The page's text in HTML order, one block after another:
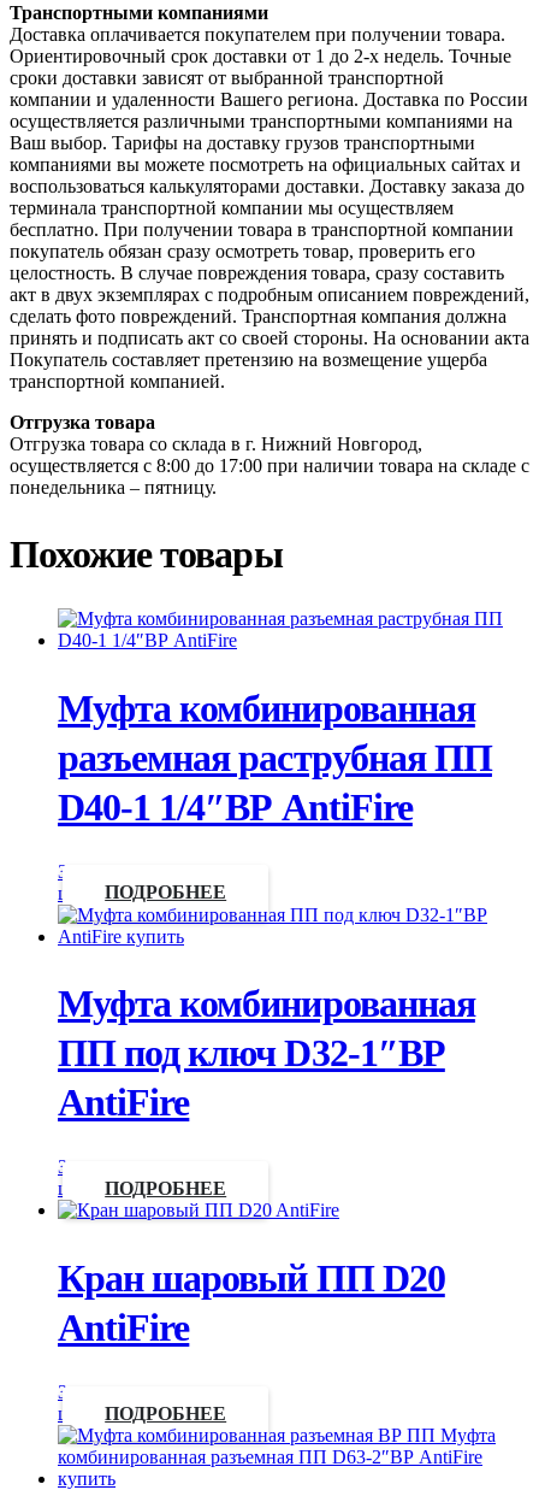
Транспортными компаниями
Доставка оплачивается покупателем при получении товара.
Ориентировочный срок доставки от 1 до 2-х недель. Точные
сроки доставки зависят от выбранной транспортной
компании и удаленности Вашего региона. Доставка по России
осуществляется различными транспортными компаниями на
Ваш выбор. Тарифы на доставку грузов транспортными
компаниями вы можете посмотреть на официальных сайтах и
воспользоваться калькуляторами доставки. Доставку заказа до
терминала транспортной компании мы осуществляем
бесплатно. При получении товара в транспортной компании
покупатель обязан сразу осмотреть товар, проверить его
целостность. В случае повреждения товара, сразу составить
акт в двух экземплярах с подробным описанием повреждений,
сделать фото повреждений. Транспортная компания должна
принять и подписать акт со своей стороны. На основании акта
Покупатель составляет претензию на возмещение ущерба
транспортной компанией.
Отгрузка товара
Отгрузка товара со склада в г. Нижний Новгород,
осуществляется с 8:00 до 17:00 при наличии товара на складе с
понедельника – пятницу.
Похожие товары
Муфта комбинированная
разъемная раструбная ПП
D40-1 1/4″ВР AntiFire
Запросить
цену
ПОДРОБНЕЕ
Муфта комбинированная
ПП под ключ D32-1″ВР
AntiFire
Запросить
цену
ПОДРОБНЕЕ
Кран шаровый ПП D20
AntiFire
Запросить
цену
ПОДРОБНЕЕ